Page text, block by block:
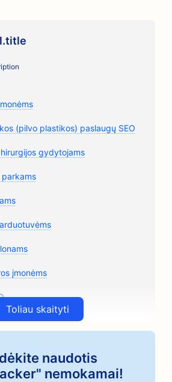
(pilvo plastikos) paslaugų SEO
gydytojams
parkams
įmonėms
dalių parduotuvėms
remonto parduotuvėms
Toliau skaityti
naudotis
nemokamai!